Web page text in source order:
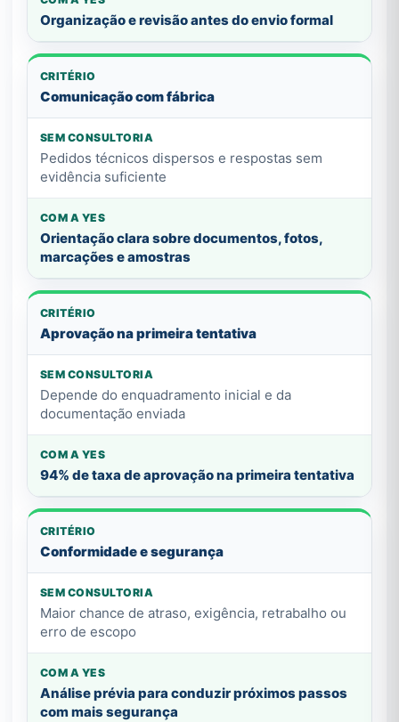
Organização e revisão antes do envio formal
Comunicação com fábrica
Pedidos técnicos dispersos e respostas sem
evidência suficiente
Orientação clara sobre documentos, fotos,
marcações e amostras
Aprovação na primeira tentativa
Depende do enquadramento inicial e da
documentação enviada
94% de taxa de aprovação na primeira tentativa
Conformidade e segurança
Maior chance de atraso, exigência, retrabalho ou
erro de escopo
Análise prévia para conduzir próximos passos
com mais segurança